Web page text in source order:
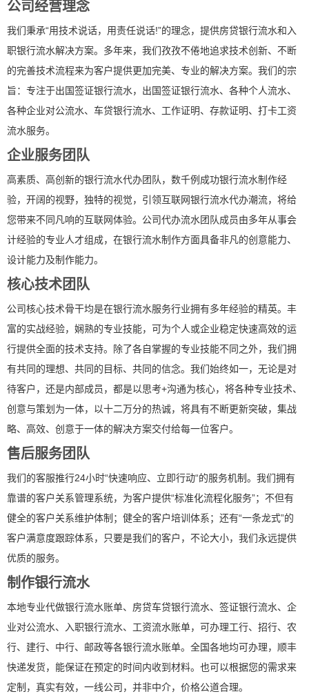
公司经营理念
我们秉承“用技术说话，用责任说话!”的理念，提供房贷银行流水和入
职银行流水解决方案。多年来，我们孜孜不倦地追求技术创新、不断
的完善技术流程来为客户提供更加完美、专业的解决方案。我们的宗
旨：专注于出国签证银行流水，出国签证银行流水、各种个人流水、
各种企业对公流水、车贷银行流水、工作证明、存款证明、打卡工资
流水服务。
企业服务团队
高素质、高创新的银行流水代办团队，数千例成功银行流水制作经
验，开阔的视野，独特的视觉，引领互联网银行流水代办潮流，将给
您带来不同凡响的互联网体验。公司代办流水团队成员由多年从事会
计经验的专业人才组成，在银行流水制作方面具备非凡的创意能力、
设计能力及制作能力。
核心技术团队
公司核心技术骨干均是在银行流水服务行业拥有多年经验的精英。丰
富的实战经验，娴熟的专业技能，可为个人或企业稳定快速高效的运
行提供全面的技术支持。除了各自掌握的专业技能不同之外，我们拥
有共同的理想、共同的目标、共同的信念。我们始终如一，无论是对
待客户，还是内部成员，都是以思考+沟通为核心，将各种专业技术、
创意与策划为一体，以十二万分的热诚，将具有不断更新突破，集战
略、高效、创意于一体的解决方案交付给每一位客户。
售后服务团队
我们的客服推行24小时“快速响应、立即行动“的服务机制。我们拥有
靠谱的客户关系管理系统，为客户提供“标准化流程化服务”；不但有
健全的客户关系维护体制；健全的客户培训体系；还有“一条龙式”的
客户满意度跟踪体系，只要是我们的客户，不论大小，我们永远提供
优质的服务。
制作银行流水
本地专业代做银行流水账单、房贷车贷银行流水、签证银行流水、企
业对公流水、入职银行流水、工资流水账单，可办理工行、招行、农
行、建行、中行、邮政等各银行流水账单。全国各地均可办理，顺丰
快递发货，能保证在预定的时间内收到材料。也可以根据您的需求来
定制，真实有效，一线公司，并非中介，价格公道合理。